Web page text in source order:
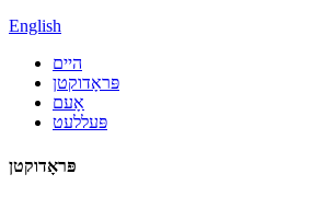
English
היים
פּראָדוקטן
אָעם
פּעללעט
פּראָדוקטן